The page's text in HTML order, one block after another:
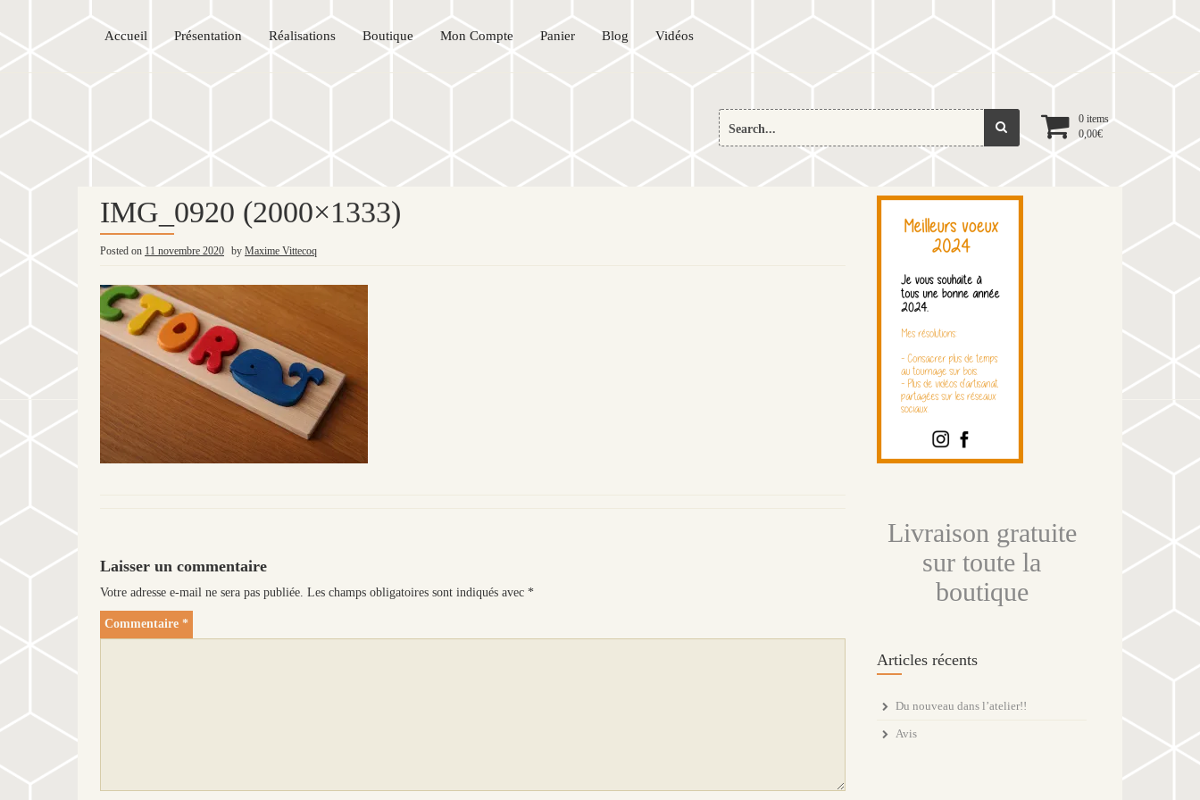
Accueil Présentation Réalisations Boutique Mon Compte Panier Blog Vidéos
0 items
0,00€
Search
for:
IMG_0920 (2000×1333)
Posted on 11 novembre 2020 by Maxime Vittecoq
Laisser un commentaire
Votre adresse e-mail ne sera pas publiée. Les champs obligatoires sont indiqués avec *
Commentaire *
Livraison gratuite
sur toute la
boutique
Articles récents
Du nouveau dans l’atelier!!
Avis